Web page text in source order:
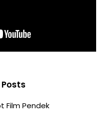
Film Pendek